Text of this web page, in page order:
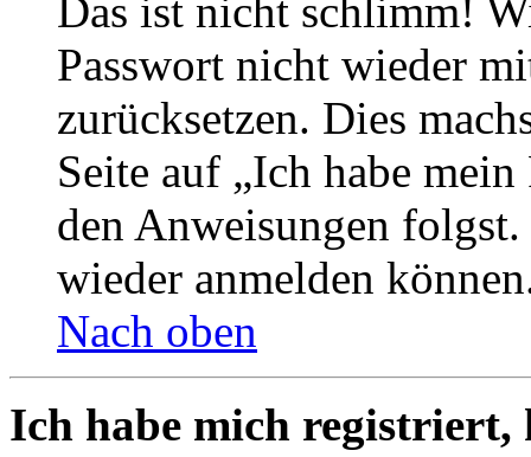
Das ist nicht schlimm!
Passwort nicht wieder
zurücksetzen. Dies
Seite auf „Ich habe
den Anweisungen
wieder anmelden
Nach oben
Ich habe mich